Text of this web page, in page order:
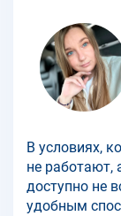
В условиях,
не работают,
доступно не
удобным